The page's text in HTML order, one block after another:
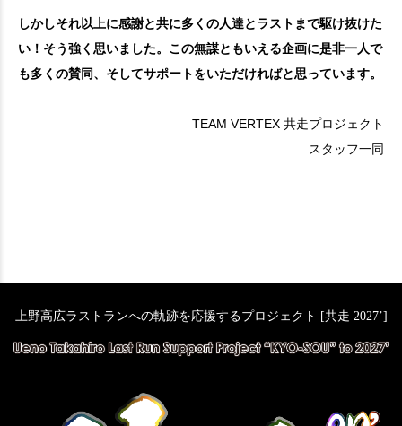
しかしそれ以上に感謝と共に多くの人達とラストまで駆け抜けた
い！そう強く思いました。 この無謀ともいえる企画に是非一人で
も多くの賛同、そしてサポートをいただければと思っています。
TEAM VERTEX 共走プロジェクト
スタッフ一同
上野高広ラストランへの軌跡を応援するプロジェクト [共走 2027’]